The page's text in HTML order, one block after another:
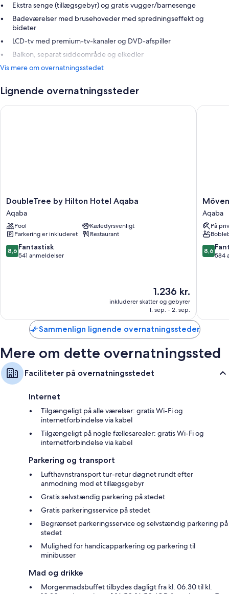
Ekstra senge (tillægsgebyr) og gratis vugger/barnesenge
Badeværelser med brusehoveder med spredningseffekt og
bideter
LCD-tv med premium-tv-kanaler og DVD-afspiller
Balkon, separat siddeområde og elkedler
Vis mere om overnatningsstedet
Lignende overnatningssteder
DoubleTree
by
Hilton
Hotel
Aqaba
Aqaba
DoubleTree by Hilton Hotel Aqaba
Aqaba
Pool
Kæledyrsvenligt
Parkering er inkluderet
Restaurant
8.6
ud
8,6 Fantastisk
541 anmeldelser
Prisen
er
1.236 kr.
1.236 kr.
inkluderer skatter og gebyrer
1. sep. - 2. sep.
DoubleTree by Hilton Hotel Aqaba
Resort
&
Spa
Tala
Bay
Aqaba
Aqaba
På
8.6
ud
8,6
584
Sammenlign lignende overnatningssteder
Mere om dette overnatningssted
Faciliteter på overnatningsstedet
Internet
Tilgængeligt på alle værelser: gratis Wi-Fi og
internetforbindelse via kabel
Tilgængeligt på nogle fællesarealer: gratis Wi-Fi og
internetforbindelse via kabel
Parkering og transport
Lufthavnstransport tur-retur døgnet rundt efter
anmodning mod et tillægsgebyr
Gratis selvstændig parkering på stedet
Gratis parkeringsservice på stedet
Begrænset parkeringsservice og selvstændig parkering på
stedet
Mulighed for handicapparkering og parkering til
minibusser
Mad og drikke
Morgenmadsbuffet tilbydes dagligt fra kl. 06.30 til kl.